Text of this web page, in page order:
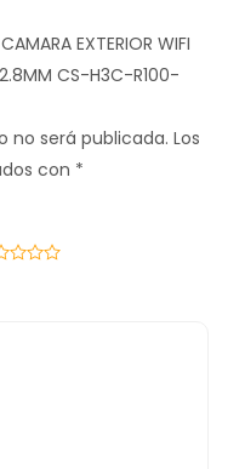
EXTERIOR WIFI
2.8MM CS-H3C-R100-
no será publicada. Los
con *